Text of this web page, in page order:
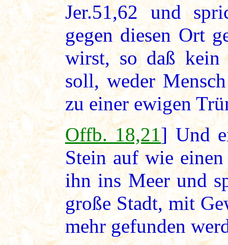
Jer.51,62 und
gegen diesen Ort
wirst, so daß kein
soll, weder
zu einer ewigen
Offb. 18,21] Und
Stein auf wie
ihn ins Meer und
große Stadt, mit
mehr gefunden